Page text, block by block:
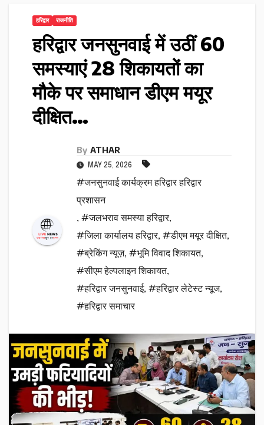
हरिद्वार राजनीति
हरिद्वार जनसुनवाई में उठीं 60
समस्याएं 28 शिकायतों का
मौके पर समाधान डीएम मयूर
दीक्षित…
By ATHAR
MAY 25, 2026
#जनसुनवाई कार्यक्रम हरिद्वार हरिद्वार
प्रशासन
, #जलभराव समस्या हरिद्वार,
#जिला कार्यालय हरिद्वार, #डीएम मयूर दीक्षित,
#ब्रेकिंग न्यूज़, #भूमि विवाद शिकायत,
#सीएम हेल्पलाइन शिकायत,
#हरिद्वार जनसुनवाई, #हरिद्वार लेटेस्ट न्यूज,
#हरिद्वार समाचार